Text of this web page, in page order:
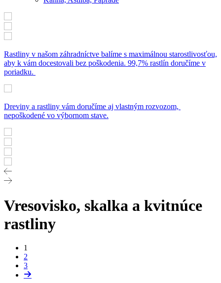
Rastliny v našom záhradníctve balíme s maximálnou starostlivosťou,
aby k vám docestovali bez poškodenia. 99,7% rastlín doručíme v
poriadku.
Dreviny a rastliny vám doručíme aj vlastným rozvozom,
nepoškodené vo výbornom stave.
Vresovisko, skalka a kvitnúce
rastliny
1
2
3